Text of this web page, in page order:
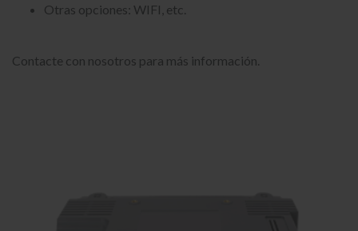
Otras opciones: WIFI, etc.
Contacte con nosotros para más información.